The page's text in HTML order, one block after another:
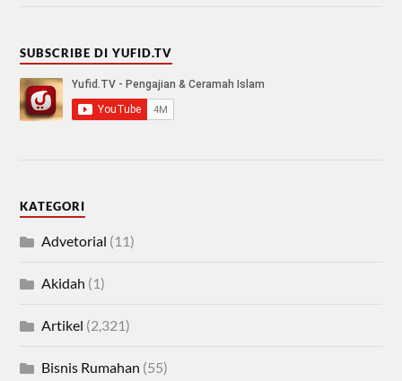
SUBSCRIBE DI YUFID.TV
KATEGORI
Advetorial (11)
Akidah (1)
Artikel (2,321)
Bisnis Rumahan (55)